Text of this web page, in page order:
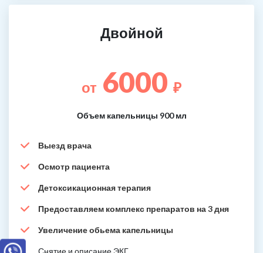
Двойной
от 6000 ₽
Объем капельницы 900 мл
Выезд врача
Осмотр пациента
Детоксикационная терапия
Предоставляем комплекс препаратов на 3 дня
Увеличение обьема капельницы
Снятие и описание ЭКГ